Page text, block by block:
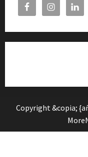
Copyright &copia;